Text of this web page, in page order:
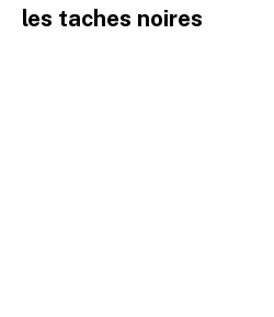
les taches noires